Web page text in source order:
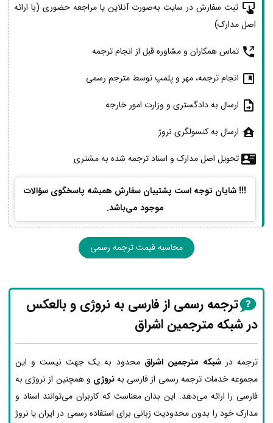
ثبت سفارش در سایت به‌صورت آنلاین یا مراجعه حضوری (با ارائه
اصل مدارک)
تماس همکاران و مشاوره قبل از انجام ترجمه
انجام ترجمه، مهر و پلمپ توسط مترجم رسمی
ارسال به دادگستری و وزارت امور خارجه
ارسال به کنسولگری نروژ
تحویل اصل مدارک و اسناد ترجمه شده به مشتری
!!! شایان توجه است پشتیبان سفارش همیشه پاسخگوی سؤالات
موجود می‌باشد.
محاسبه قیمت ترجمه رسمی
ترجمه رسمی از فارسی به نروژی و بالعکس
در شبکه مترجمین اشراق
ترجمه درشبکه مترجمین اشراق محدود به یک جهت نیست و این
مجموعه خدمات ترجمه رسمی از فارسی بهنروژی و همچنین از نروژی به
فارسی را ارائه می‌دهد. این بدان معناست که کاربران می‌توانند اسناد و
مدارک خود را بدون محدودیت زبانی برای استفاده رسمی در ایران یا نروژ